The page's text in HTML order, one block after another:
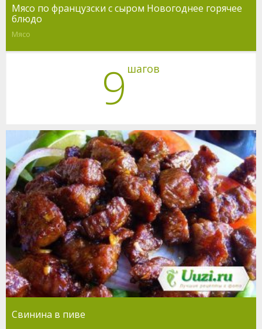
Мясо по французски с сыром Новогоднее горячее
блюдо
Мясо
9 шагов
Свинина в пиве